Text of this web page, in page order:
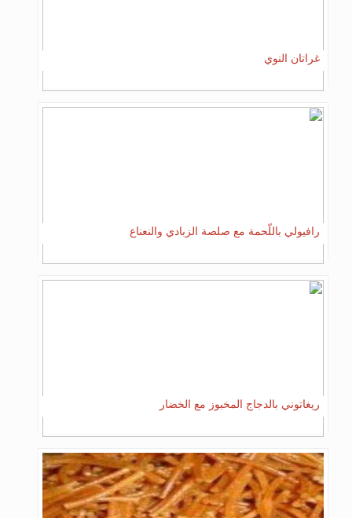
غراتان النوي
رافيولي باللّحمة مع صلصة الزبادي والنعناع
ريغاتوني بالدجاج المخبوز مع الخضار